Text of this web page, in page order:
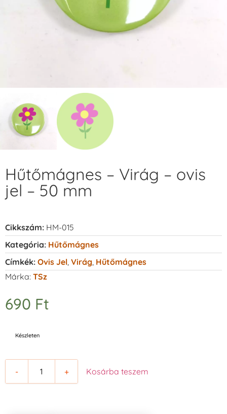
Hűtőmágnes – Virág – ovis
jel – 50 mm
Cikkszám: HM-015
Kategória: Hűtőmágnes
Címkék: Ovis Jel Virág Hűtőmágnes
Márka: TSz
690 Ft
Készleten
- + Kosárba teszem